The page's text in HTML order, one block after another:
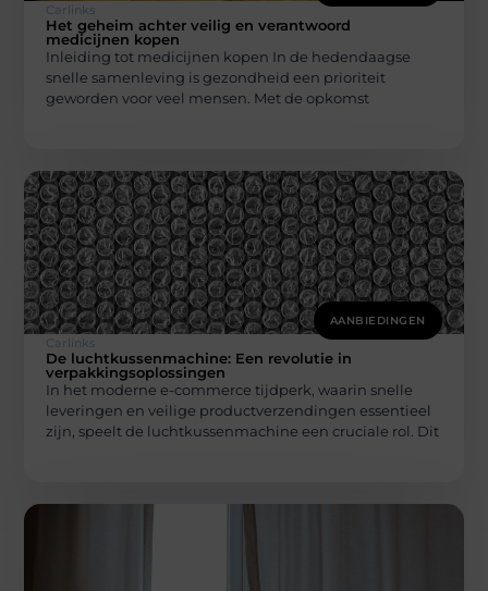
Carlinks
Het geheim achter veilig en verantwoord
medicijnen kopen
Inleiding tot medicijnen kopen In de hedendaagse
snelle samenleving is gezondheid een prioriteit
geworden voor veel mensen. Met de opkomst
AANBIEDINGEN
Carlinks
De luchtkussenmachine: Een revolutie in
verpakkingsoplossingen
In het moderne e-commerce tijdperk, waarin snelle
leveringen en veilige productverzendingen essentieel
zijn, speelt de luchtkussenmachine een cruciale rol. Dit